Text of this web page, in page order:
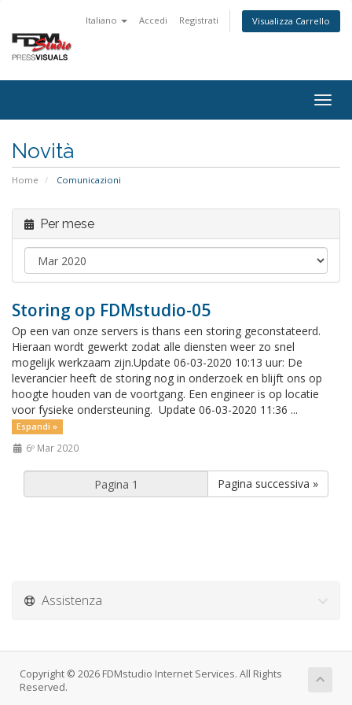
Italiano Accedi Registrati Visualizza Carrello
Novità
Home Comunicazioni
Per mese
Storing op FDMstudio-05
Op een van onze servers is thans een storing geconstateerd.
Hieraan wordt gewerkt zodat alle diensten weer zo snel
mogelijk werkzaam zijn.Update 06-03-2020 10:13 uur: De
leverancier heeft de storing nog in onderzoek en blijft ons op
hoogte houden van de voortgang. Een engineer is op locatie
voor fysieke ondersteuning. Update 06-03-2020 11:36 ...
Espandi »
6º Mar 2020
Pagina successiva »
Assistenza
Copyright © 2026 FDMstudio Internet Services. All Rights
Reserved.